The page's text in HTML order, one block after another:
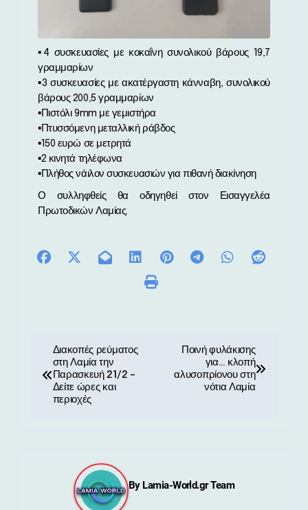
▪︎4 συσκευασίες με κοκαΐνη συνολικού βάρους 19,7
γραμμαρίων
▪︎3 συσκευασίες με ακατέργαστη κάνναβη, συνολικού
βάρους 200,5 γραμμαρίων
▪︎Πιστόλι 9mm με γεμιστήρα
▪︎Πτυσσόμενη μεταλλική ράβδος
▪︎150 ευρώ σε μετρητά
▪︎2 κινητά τηλέφωνα
▪︎Πλήθος νάιλον συσκευασιών για πιθανή διακίνηση
Ο συλληφθείς θα οδηγηθεί στον Εισαγγελέα
Πρωτοδικών Λαμίας.
Διακοπές ρεύματος
στη Λαμία την
Παρασκευή 21/2 –
Δείτε ώρες και
περιοχές
Ποινή φυλάκισης
για… κλοπή
αλυσοπρίονου στη
νότια Λαμία
By Lamia-World.gr Team